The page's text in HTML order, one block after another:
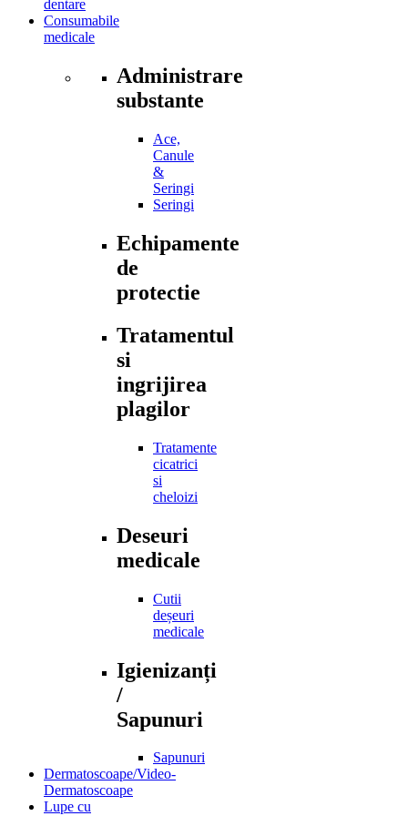
dentare
Consumabile
medicale
Administrare
substante
Ace,
Canule
&
Seringi
Seringi
Echipamente
de
protectie
Tratamentul
si
ingrijirea
plagilor
Tratamente
cicatrici
si
cheloizi
Deseuri
medicale
Cutii
deșeuri
medicale
Igienizanți
/
Sapunuri
Sapunuri
Dermatoscoape/Video-
Dermatoscoape
Lupe cu